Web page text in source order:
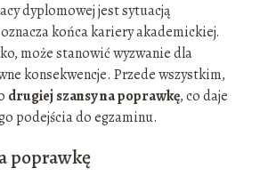
dyplomowej jest sytuacją
końca kariery akademickiej.
może stanowić wyzwanie dla
konsekwencje. Przede wszystkim,
drugiej szansy na poprawkę, co daje
podejścia do egzaminu.
poprawkę